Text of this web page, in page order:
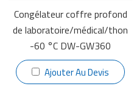
Congélateur coffre profond
de laboratoire/médical/thon
-60 °C DW-GW360
Ajouter Au Devis